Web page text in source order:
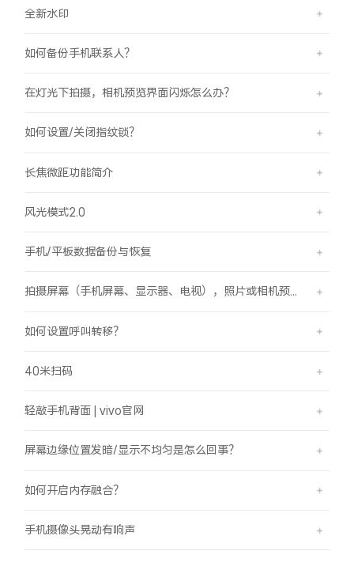
全新水印
如何备份手机联系人？
在灯光下拍摄，相机预览界面闪烁怎么办？
如何设置/关闭指纹锁？
长焦微距功能简介
风光模式2.0
手机/平板数据备份与恢复
拍摄屏幕（手机屏幕、显示器、电视），照片或相机预览界面有斜纹/条纹是怎么回事？
如何设置呼叫转移？
40米扫码
轻敲手机背面 | vivo官网
屏幕边缘位置发暗/显示不均匀是怎么回事？
如何开启内存融合？
手机摄像头晃动有响声